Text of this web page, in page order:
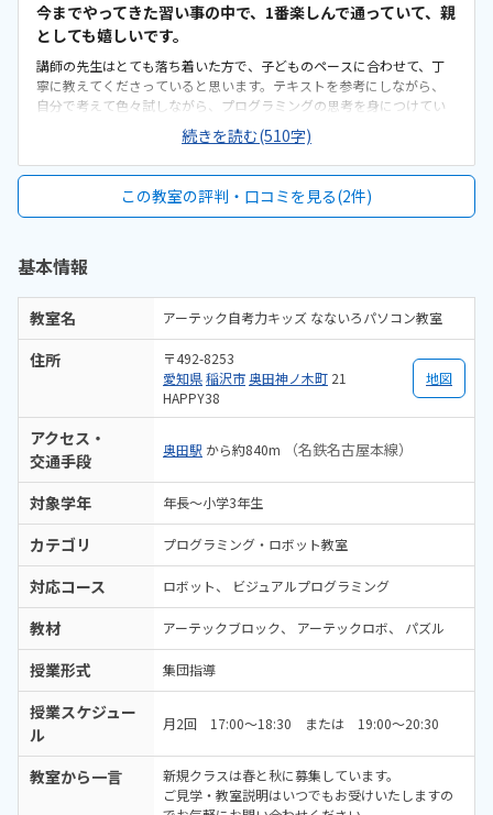
今までやってきた習い事の中で、1番楽しんで通っていて、親
としても嬉しいです。
講師の先生はとても落ち着いた方で、子どものペースに合わせて、丁
寧に教えてくださっていると思います。テキストを参考にしながら、
自分で考えて色々試しながら、プログラミングの思考を身につけてい
くようなかんじです。住宅街にあります。広い駐車場があるため、車で
通学できます。近くに大きめのスーパーやドラッグストアがあるた
め、待ち時間に利用でき便利です。子どもが集中しやすいように、壁
るため、教材を持ち帰る必要もなく、身軽に通えます。月に2回、1回9
0分の授業です。２人に対して先生１人が教えてくれるため、細やかな
で月謝1000円オフです。最初に教材を購入する必要があるため、初期
曜日に通っていますが、学校の行事や家庭の都合などがある時は、都
合のいい日に振替していただけて助かっています。迎えに行った際、
「今日はこんなことをしました」とその日やったことを教えていただ
け、子どもがどんどんステップアップしていく姿に感動しています。特
続きを読む(510字)
この教室の評判・口コミを見る(2件)
基本情報
教室名 アーテック自考力キッズ なないろパソコン教室
住所
〒492-8253
愛知県稲沢市奥田神ノ木町 21
HAPPY38
地図
アクセス・
交通手段
奥田駅 から約840m （名鉄名古屋本線）
対象学年 年長～小学3年生
カテゴリ プログラミング・ロボット教室
対応コース ロボット ビジュアルプログラミング
教材 アーテックブロック アーテックロボ パズル
授業形式 集団指導
授業スケジュー
ル
月2回 17:00～18:30 または 19:00～20:30
教室から一言
新規クラスは春と秋に募集しています。
ご見学・教室説明はいつでもお受けいたしますの